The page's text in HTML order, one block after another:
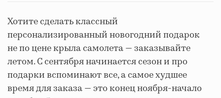
Хотите сделать классный
персонализированный новогодний подарок
не по цене крыла самолета — заказывайте
летом. С сентября начинается сезон и про
подарки вспоминают все, а самое худшее
время для заказа — это конец ноября-начало